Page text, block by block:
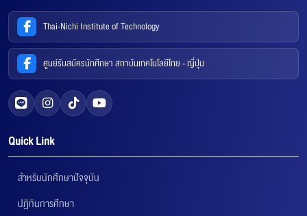
Thai-Nichi Institute of Technology
ศูนย์รับสมัครนักศึกษา สถาบันเทคโนโลยีไทย - ญี่ปุ่น
Quick Link
สำหรับนักศึกษาปัจจุบัน
ปฏิทินการศึกษา